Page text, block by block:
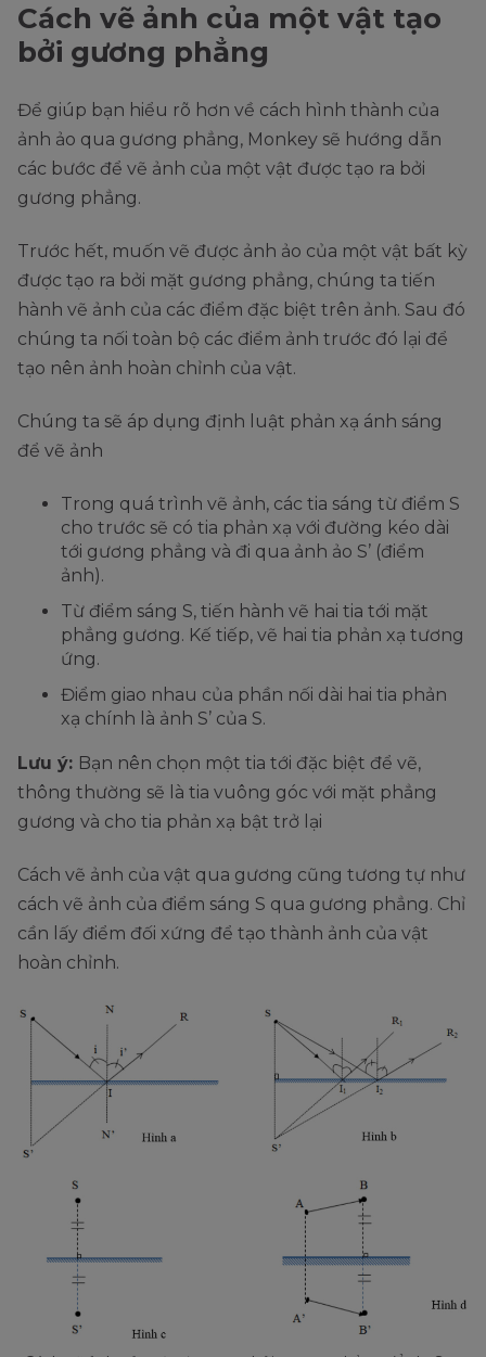
Cách vẽ ảnh của một vật tạo
bởi gương phẳng
Để giúp bạn hiểu rõ hơn về cách hình thành của
ảnh ảo qua gương phẳng, Monkey sẽ hướng dẫn
các bước để vẽ ảnh của một vật được tạo ra bởi
gương phẳng.
Trước hết, muốn vẽ được ảnh ảo của một vật bất kỳ
được tạo ra bởi mặt gương phẳng, chúng ta tiến
hành vẽ ảnh của các điểm đặc biệt trên ảnh. Sau đó
chúng ta nối toàn bộ các điểm ảnh trước đó lại để
tạo nên ảnh hoàn chỉnh của vật.
Chúng ta sẽ áp dụng định luật phản xạ ánh sáng
để vẽ ảnh
Trong quá trình vẽ ảnh, các tia sáng từ điểm S
cho trước sẽ có tia phản xạ với đường kéo dài
tới gương phẳng và đi qua ảnh ảo S’ (điểm
ảnh).
Từ điểm sáng S, tiến hành vẽ hai tia tới mặt
phẳng gương. Kế tiếp, vẽ hai tia phản xạ tương
ứng.
Điểm giao nhau của phần nối dài hai tia phản
xạ chính là ảnh S’ của S.
Lưu ý: Bạn nên chọn một tia tới đặc biệt để vẽ,
thông thường sẽ là tia vuông góc với mặt phẳng
gương và cho tia phản xạ bật trở lại
Cách vẽ ảnh của vật qua gương cũng tương tự như
cách vẽ ảnh của điểm sáng S qua gương phẳng. Chỉ
cần lấy điểm đối xứng để tạo thành ảnh của vật
hoàn chỉnh.